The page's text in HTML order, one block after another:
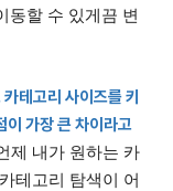
동할 수 있게끔 변
테고리 사이즈를 키
이 가장 큰 차이라고
제 내가 원하는 카
테고리 탐색이 어